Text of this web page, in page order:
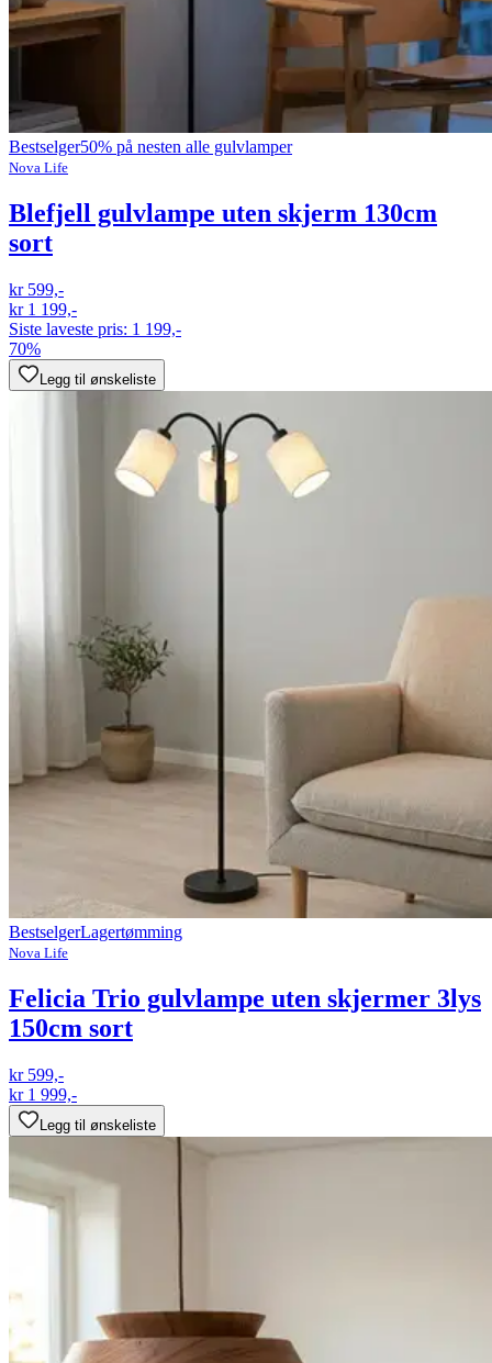
Bestselger50% på nesten alle gulvlamper
Nova Life
Blefjell gulvlampe uten skjerm 130cm
sort
kr 599,-
kr 1 199,-
Siste laveste pris: 1 199,-
70%
Legg til ønskeliste
BestselgerLagertømming
Nova Life
Felicia Trio gulvlampe uten skjermer 3lys
150cm sort
kr 599,-
kr 1 999,-
Legg til ønskeliste